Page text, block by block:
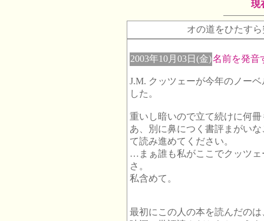
現
オの道をひたす
2003年10月03日(金)名前を発音
J.M. クッツェーが今年のノー
した。
重いし暗いので立て続けに何
あ、別に鼻につく書評まがい
て読み進めてください。
…まぁ誰も私がここでクッツ
さ。
私含めて。
最初にこの人の本を読んだの